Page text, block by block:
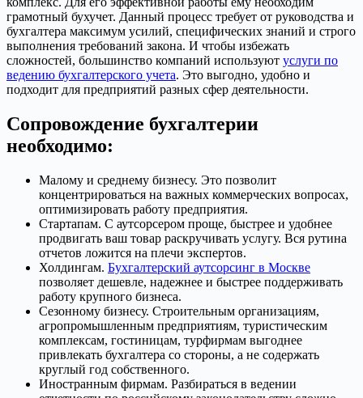
грамотный бухучет. Данный процесс требует от руководства и
бухгалтера максимум усилий, специфических знаний и строго
выполнения требований закона. И чтобы избежать
сложностей, большинство компаний используют услуги по
ведению бухгалтерского учета. Это выгодно, удобно и
подходит для предприятий разных сфер деятельности.
Сопровождение бухгалтерии
необходимо:
Малому и среднему бизнесу. Это позволит
концентрироваться на важных коммерческих вопросах,
оптимизировать работу предприятия.
Стартапам. С аутсорсером проще, быстрее и удобнее
продвигать ваш товар раскручивать услугу. Вся рутина
отчетов ложится на плечи экспертов.
Холдингам. Бухгалтерский аутсорсинг в Москве
позволяет дешевле, надежнее и быстрее поддерживать
работу крупного бизнеса.
Сезонному бизнесу. Строительным организациям,
агропромышленным предприятиям, туристическим
комплексам, гостиницам, турфирмам выгоднее
привлекать бухгалтера со стороны, а не содержать
круглый год собственного.
Иностранным фирмам. Разбираться в ведении